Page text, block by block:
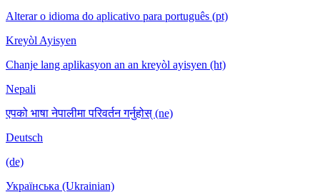
Alterar o idioma do aplicativo para português (pt)
Kreyòl Ayisyen
Chanje lang aplikasyon an an kreyòl ayisyen (ht)
Nepali
एपको भाषा नेपालीमा परिवर्तन गर्नुहोस् (ne)
Deutsch
(de)
Українська (Ukrainian)